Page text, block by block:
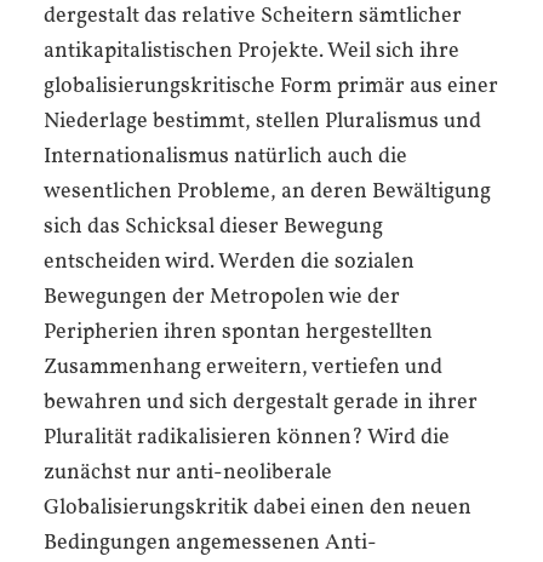
dergestalt das relative Scheitern sämtlicher
antikapitalistischen Projekte. Weil sich ihre
globalisierungskritische Form primär aus einer
Niederlage bestimmt, stellen Pluralismus und
Internationalismus natürlich auch die
wesentlichen Probleme, an deren Bewältigung
sich das Schicksal dieser Bewegung
entscheiden wird. Werden die sozialen
Bewegungen der Metropolen wie der
Peripherien ihren spontan hergestellten
Zusammenhang erweitern, vertiefen und
bewahren und sich dergestalt gerade in ihrer
Pluralität radikalisieren können? Wird die
zunächst nur anti-neoliberale
Globalisierungskritik dabei einen den neuen
Bedingungen angemessenen Anti­